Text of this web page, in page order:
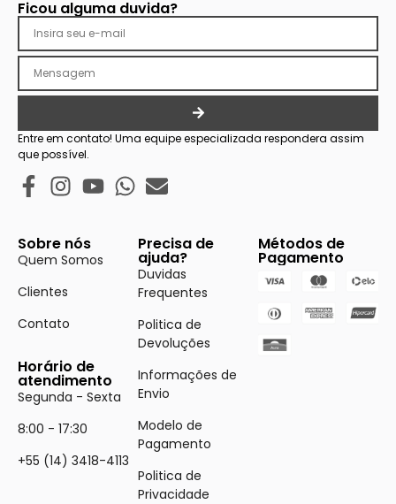
Ficou alguma duvida?
Entre em contato! Uma equipe especializada respondera assim
que possível.
Sobre nós
Quem Somos
Clientes
Contato
Horário de
atendimento
Segunda - Sexta
8:00 - 17:30
+55 (14) 3418-4113
Precisa de
ajuda?
Duvidas
Frequentes
Politica de
Devoluções
Informações de
Envio
Modelo de
Pagamento
Politica de
Privacidade
Métodos de
Pagamento